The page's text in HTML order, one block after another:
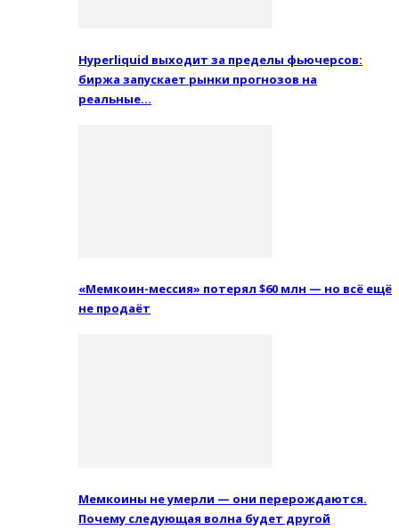
Hyperliquid выходит за пределы фьючерсов:
биржа запускает рынки прогнозов на
реальные…
«Мемкоин-мессия» потерял $60 млн — но всё ещё
не продаёт
Мемкоины не умерли — они перерождаются.
Почему следующая волна будет другой